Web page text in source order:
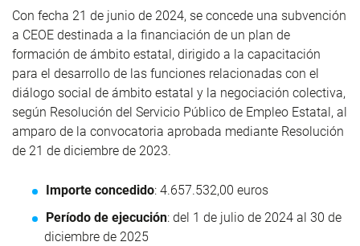
Con fecha 21 de junio de 2024, se concede una subvención
a CEOE destinada a la financiación de un plan de
formación de ámbito estatal, dirigido a la capacitación
para el desarrollo de las funciones relacionadas con el
diálogo social de ámbito estatal y la negociación colectiva,
según Resolución del Servicio Público de Empleo Estatal, al
amparo de la convocatoria aprobada mediante Resolución
de 21 de diciembre de 2023.
Importe concedido: 4.657.532,00 euros
Período de ejecución: del 1 de julio de 2024 al 30 de
diciembre de 2025